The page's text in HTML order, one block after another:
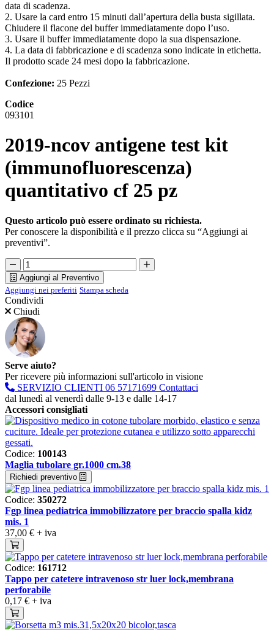
data di scadenza.
2. Usare la card entro 15 minuti dall’apertura della busta sigillata.
Chiudere il flacone del buffer immediatamente dopo l’uso.
3. Usare il buffer immediatamente dopo la sua dispensazione.
4. La data di fabbricazione e di scadenza sono indicate in etichetta.
Il prodotto scade 24 mesi dopo la fabbricazione.
Confezione: 25 Pezzi
Codice
093101
2019-ncov antigene test kit
(immunofluorescenza)
quantitativo cf 25 pz
Questo articolo può essere ordinato su richiesta.
Per conoscere la disponibilità e il prezzo clicca su “Aggiungi ai
preventivi”.
Aggiungi al Preventivo
Aggiungi nei preferiti Stampa scheda
Condividi
Chiudi
Serve aiuto?
Per ricevere più informazioni sull'articolo in visione
SERVIZIO CLIENTI 06 57171699 Contattaci
dal lunedì al venerdì dalle 9-13 e dalle 14-17
Accessori consigliati
Codice: 100143
Maglia tubolare gr.1000 cm.38
Richiedi preventivo
Codice: 350272
Fgp linea pediatrica immobilizzatore per braccio spalla kidz
mis. 1
37,00 € + iva
Codice: 161712
Tappo per catetere intravenoso str luer lock,membrana
perforabile
0,17 € + iva